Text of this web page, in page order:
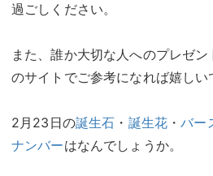
過ごしください。
また、誰か大切な人へのプレゼ
のサイトでご参考になれば嬉しい
2月23日の誕生石 ・ 誕生花 ・バー
ナンバーはなんでしょうか。